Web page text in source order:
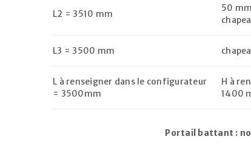
MOT DE PASSE PERDU ?
L2 = 3510 mm
50
L3 = 3500 mm
L à renseigner dans le configurateur
= 3500mm
H à
1400
Portail battant :